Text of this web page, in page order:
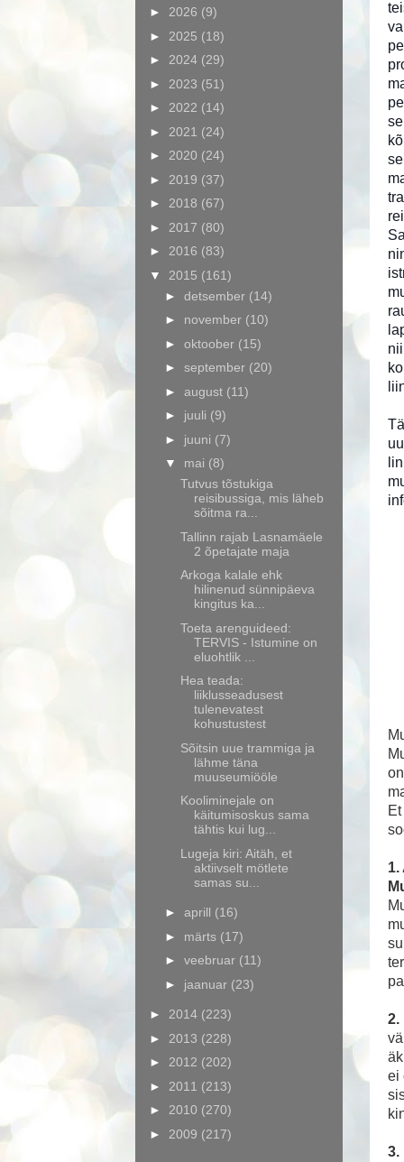
1.
2.
ei
3.
► 2026 (9)
► 2025 (18)
► 2024 (29)
► 2023 (51)
► 2022 (14)
► 2021 (24)
► 2020 (24)
► 2019 (37)
► 2018 (67)
► 2017 (80)
► 2016 (83)
▼ 2015 (161)
► detsember (14)
► november (10)
► oktoober (15)
► september (20)
► august (11)
► juuli (9)
► juuni (7)
▼ mai (8)
Tutvus tõstukiga
reisibussiga, mis läheb
sõitma ra...
Tallinn rajab Lasnamäele
2 õpetajate maja
Arkoga kalale ehk
hilinenud sünnipäeva
kingitus ka...
Toeta arenguideed:
TERVIS - Istumine on
eluohtlik ...
Hea teada:
liiklusseadusest
tulenevatest
kohustustest
Sõitsin uue trammiga ja
lähme täna
muuseumiööle
Kooliminejale on
käitumisoskus sama
tähtis kui lug...
Lugeja kiri: Aitäh, et
aktiivselt mötlete
samas su...
► aprill (16)
► märts (17)
► veebruar (11)
► jaanuar (23)
► 2014 (223)
► 2013 (228)
► 2012 (202)
► 2011 (213)
► 2010 (270)
► 2009 (217)